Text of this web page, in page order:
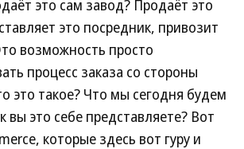
это сам завод? Продаёт это
это посредник, привозит
возможность просто
процесс заказа со стороны
это такое? Что мы сегодня будем
вы это себе представляете? Вот
которые здесь вот гуру и